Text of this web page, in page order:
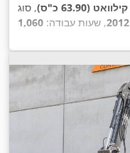
, סוג
2012, שעות עבודה: